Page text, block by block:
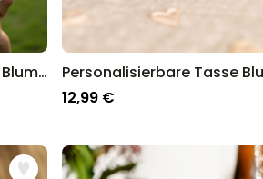
Personalisierbares T-Shirt Blumenstrauß mit Handabdruck
12,99 €